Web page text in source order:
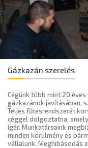
Gázkazán szerelés
Cégünk több mint 20
gázkazánok javításában,
Teljes fűtésrendszerét
céggel dolgoztatna,
ígér. Munkatársaink
minden körülmény és
vállalunk. Meghibásodás